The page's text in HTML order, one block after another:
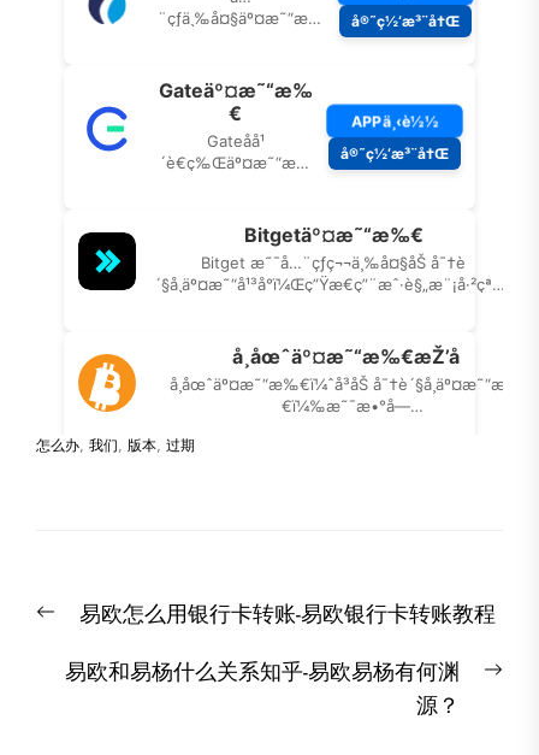
怎么办, 我们, 版本, 过期
章
导
Previous易欧怎么用银行卡转账-易欧银行卡转账教程
易欧和易杨什么关系知乎-易欧易杨有何渊
源？